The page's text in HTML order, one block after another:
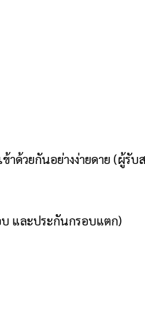
าด้วยกันอย่างง่ายดาย (ผู้รั
บ และประกันกรอบแตก)